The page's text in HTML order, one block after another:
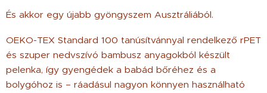
És akkor egy újabb gyöngyszem Ausztráliából.
OEKO-TEX Standard 100 tanúsítvánnyal rendelkező rPET
és szuper nedvszívó bambusz anyagokból készült
pelenka, így gyengédek a babád bőréhez és a
bolygóhoz is – ráadásul nagyon könnyen használható